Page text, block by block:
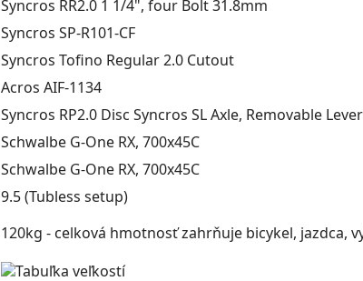
Syncros RR2.0 1 1/4", four Bolt 31.8mm
Syncros SP-R101-CF
Syncros Tofino Regular 2.0 Cutout
Acros AIF-1134
Syncros RP2.0 Disc Syncros SL Axle, Removable
Schwalbe G-One RX, 700x45C
Schwalbe G-One RX, 700x45C
9.5 (Tubless setup)
120kg - celková hmotnosť zahrňuje bicykel, jazdca,